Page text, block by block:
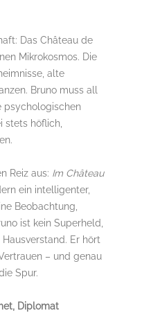
Das Château de
Mikrokosmos. Die
alte
Bruno muss all
psychologischen
stets höflich,
Reiz aus: Im Château
ein intelligenter,
Beobachtung,
ist kein Superheld,
Er hört
– und genau
Spur.
Diplomat